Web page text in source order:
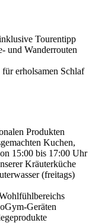
Tourentipp
und Wanderrouten
erholsamen Schlaf
Produkten
Kuchen,
15:00 bis 17:00 Uhr
Kräuterküche
(freitags)
Geräten